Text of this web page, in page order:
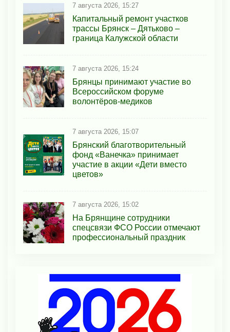
7 августа 2026, 15:27
Капитальный ремонт участков
трассы Брянск – Дятьково –
граница Калужской области
7 августа 2026, 15:24
Брянцы принимают участие во
Всероссийском форуме
волонтёров-медиков
7 августа 2026, 15:07
Брянский благотворительный
фонд «Ванечка» принимает
участие в акции «Дети вместо
цветов»
7 августа 2026, 15:02
На Брянщине сотрудники
спецсвязи ФСО России отмечают
профессиональный праздник